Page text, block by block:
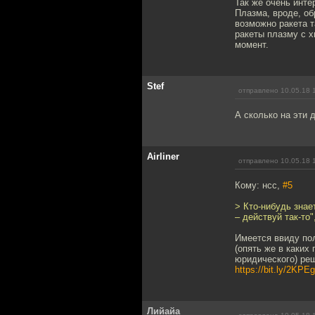
Так же очень
Плазма, вроде,
возможно ракета
ракеты плазму с
момент.
Stef отправлено 10.05.18
А сколько на эти
Airliner отправлено 10.05.18
Кому: нсс, #5
> Кто-нибудь
– действуй так-
Имеется ввиду
(опять же в каких
юридического)
https://bit.ly/
Лийайа